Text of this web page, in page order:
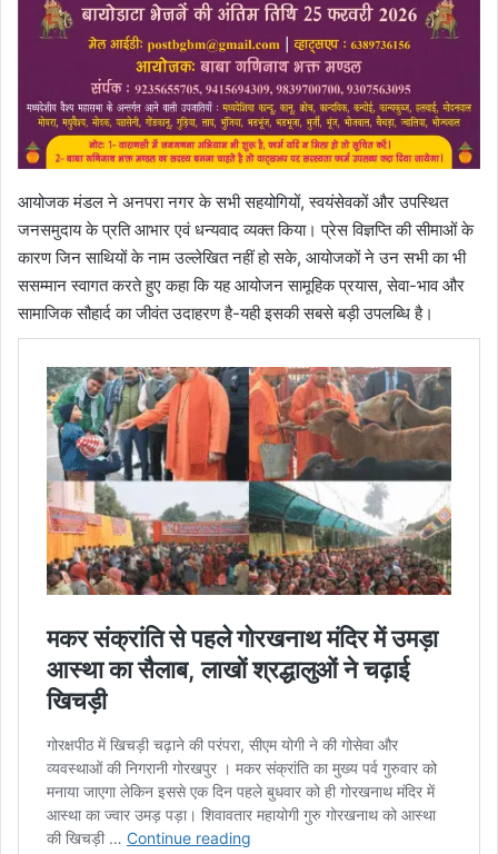
आयोजक मंडल ने अनपरा नगर के सभी सहयोगियों, स्वयंसेवकों और उपस्थित
जनसमुदाय के प्रति आभार एवं धन्यवाद व्यक्त किया। प्रेस विज्ञप्ति की सीमाओं के
कारण जिन साथियों के नाम उल्लेखित नहीं हो सके, आयोजकों ने उन सभी का भी
ससम्मान स्वागत करते हुए कहा कि यह आयोजन सामूहिक प्रयास, सेवा-भाव और
सामाजिक सौहार्द का जीवंत उदाहरण है-यही इसकी सबसे बड़ी उपलब्धि है।